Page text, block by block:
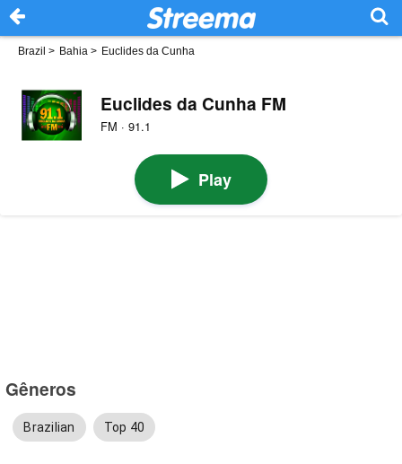
Brazil > Bahia > Euclides da Cunha
Euclides da Cunha FM
FM · 91.1
Play
Gêneros
Brazilian Top 40